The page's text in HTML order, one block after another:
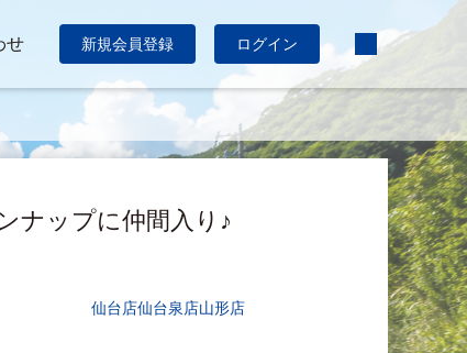
せ 新規会員登録 ログイン
ナップに仲間入り♪
仙台店仙台泉店山形店